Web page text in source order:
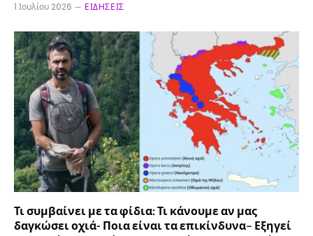
1 Ιουλίου 2026 ΕΙΔΉΣΕΙΣ
Τι συμβαίνει με τα φίδια: Τι κάνουμε αν μας
δαγκώσει οχιά- Ποια είναι τα επικίνδυνα– Εξηγεί